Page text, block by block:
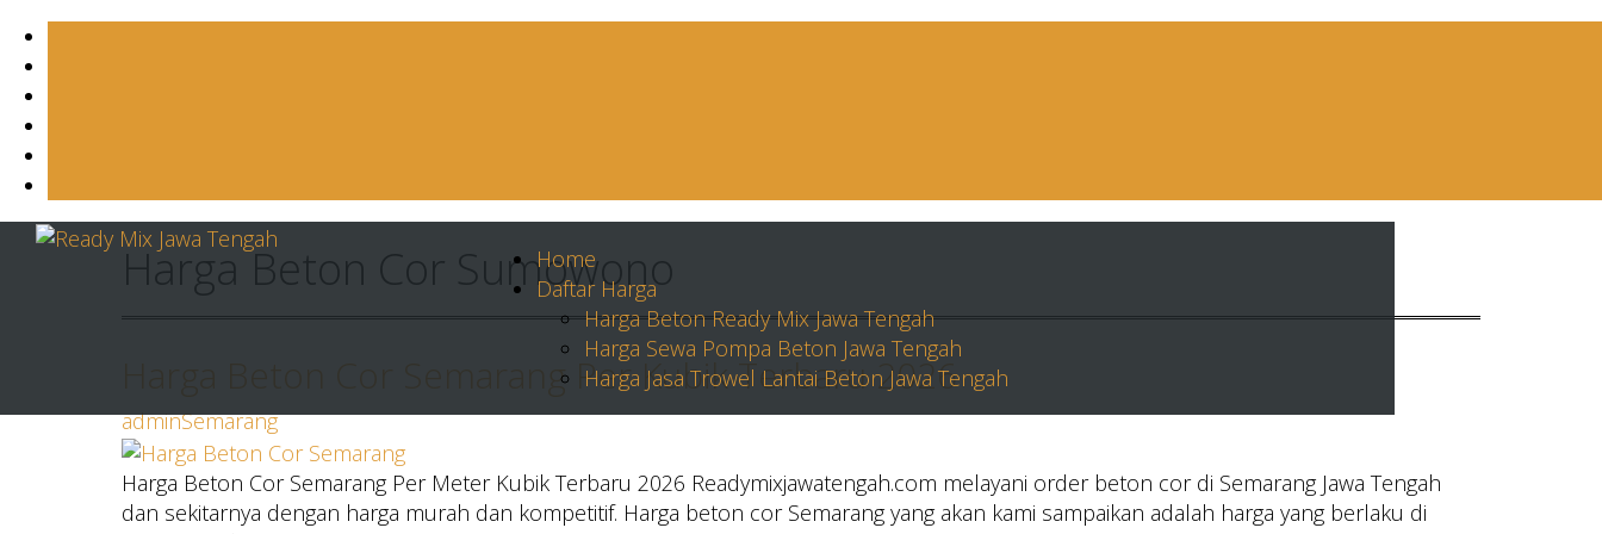
Skip
Home
Daftar Harga
Harga Beton Ready Mix Jawa Tengah
Harga Sewa Pompa Beton Jawa Tengah
Harga Jasa Trowel Lantai Beton Jawa Tengah
Harga Beton Cor Sumowono
Harga Beton Cor Semarang Per Kubik Terbaru 2026
adminSemarang
Harga Beton Cor Semarang Per Meter Kubik Terbaru 2026 Readymixjawatengah.com melayani order beton cor di Semarang Jawa Tengah
dan sekitarnya dengan harga murah dan kompetitif. Harga beton cor Semarang yang akan kami sampaikan adalah harga yang berlaku di